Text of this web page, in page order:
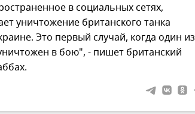
в социальных сетях,
уничтожение британского танка
Это первый случай, когда один из
в бою", - пишет британский